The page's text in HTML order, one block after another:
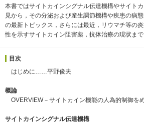
本書ではサイトカインシグナル伝達機構やサイト
見から，その分泌および産生調節機構や疾患の病
の最新トピックス，さらには最近，リウマチ等の
性を示すサイトカイン阻害薬，抗体治療の現状ま
目次
はじめに……平野俊夫
概論
OVERVIEW－サイトカイン機能の人為的制御
サイトカインシグナル伝達機構